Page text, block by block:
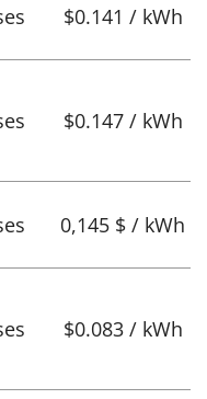
$0.141 / kWh
$0.147 / kWh
0,145 $ / kWh
$0.083 / kWh